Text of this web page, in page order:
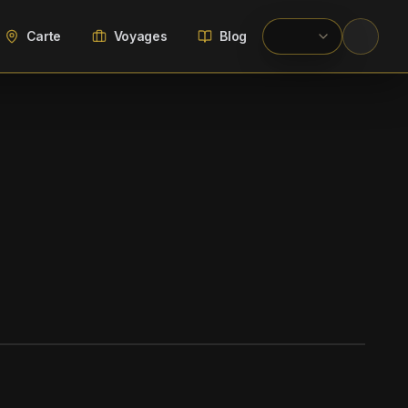
Carte Voyages Blog